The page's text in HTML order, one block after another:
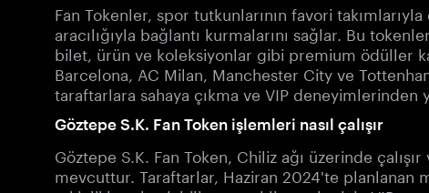
Fan Tokenler, spor tutkunlarının favori
aracılığıyla bağlantı kurmalarını sağlar. Bu
bilet, ürün ve koleksiyonlar gibi premium ödüller
Barcelona, AC Milan, Manchester City ve
taraftarlara sahaya çıkma ve VIP deneyimlerinden
Göztepe S.K. Fan Token işlemleri nasıl çalışır
Göztepe S.K. Fan Token, Chiliz ağı üzerinde
mevcuttur. Taraftarlar, Haziran 2024'te planlanan